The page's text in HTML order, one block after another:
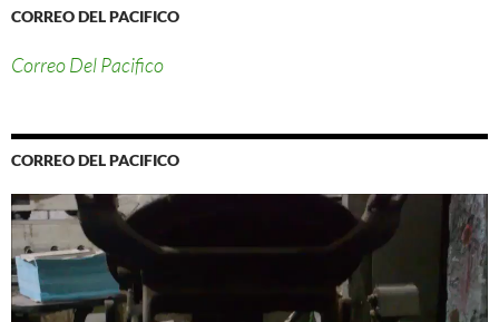
CORREO DEL PACIFICO
Correo Del Pacifico
CORREO DEL PACIFICO